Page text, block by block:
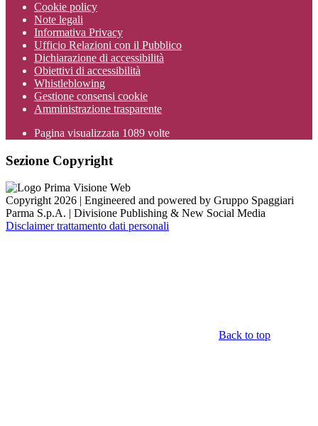
Cookie policy
Note legali
Informativa Privacy
Ufficio Relazioni con il Pubblico
Dichiarazione di accessibilità
Obiettivi di accessibilità
Whistleblowing
Gestione consensi cookie
Amministrazione trasparente
Pagina visualizzata 1089 volte
Sezione Copyright
Copyright 2026 | Engineered and powered by Gruppo Spaggiari
Parma S.p.A. | Divisione Publishing & New Social Media
Disclaimer trattamento dati personali
Back to top